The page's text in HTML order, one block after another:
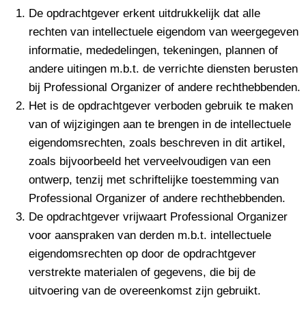
De opdrachtgever erkent uitdrukkelijk dat alle
rechten van intellectuele eigendom van weergegeven
informatie, mededelingen, tekeningen, plannen of
andere uitingen m.b.t. de verrichte diensten berusten
bij Professional Organizer of andere rechthebbenden.
Het is de opdrachtgever verboden gebruik te maken
van of wijzigingen aan te brengen in de intellectuele
eigendomsrechten, zoals beschreven in dit artikel,
zoals bijvoorbeeld het verveelvoudigen van een
ontwerp, tenzij met schriftelijke toestemming van
Professional Organizer of andere rechthebbenden.
De opdrachtgever vrijwaart Professional Organizer
voor aanspraken van derden m.b.t. intellectuele
eigendomsrechten op door de opdrachtgever
verstrekte materialen of gegevens, die bij de
uitvoering van de overeenkomst zijn gebruikt.